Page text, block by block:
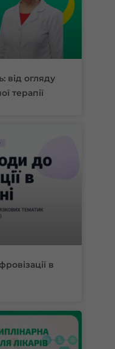
від огляду
терапії
в